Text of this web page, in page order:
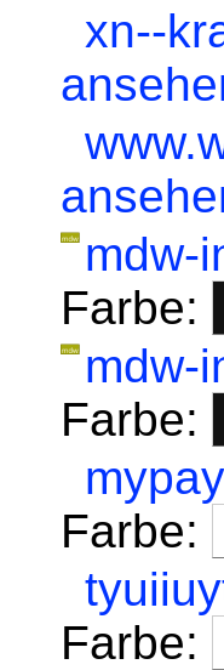
xn--
mdw-
Farbe:
mdw-
Farbe:
Farbe:
Farbe: